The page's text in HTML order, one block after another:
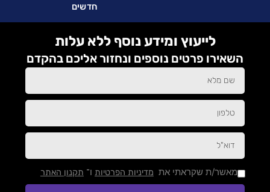
חדשים
לייעוץ ומידע נוסף ללא עלות
השאירו פרטים נוספים ונחזור אליכם בהקדם
מאשר/ת שקראתי את מדיניות הפרטיות ו־ תקנון האתר